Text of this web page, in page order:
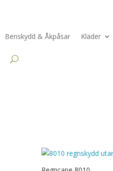
Benskydd & Åkpåsar Kläder